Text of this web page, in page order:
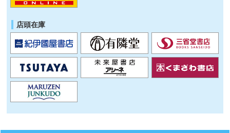
店頭在庫